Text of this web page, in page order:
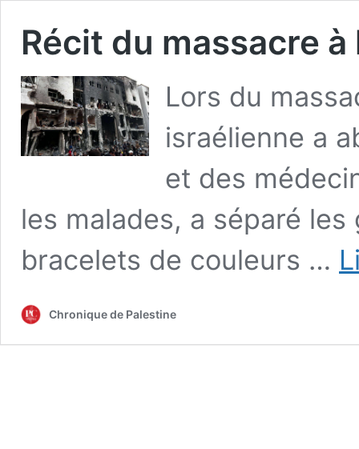
Récit du massacre
Lors du
israélienne a
et des
les malades, a séparé les
bracelets de couleurs …
Chronique de Palestine